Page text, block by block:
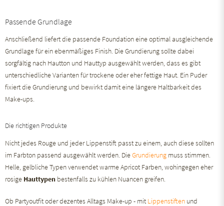
Passende Grundlage
Anschließend liefert die passende Foundation eine optimal ausgleichende
Grundlage für ein ebenmäßiges Finish. Die Grundierung sollte dabei
sorgfältig nach Hautton und Hauttyp ausgewählt werden, dass es gibt
unterschiedliche Varianten für trockene oder eher fettige Haut. Ein Puder
fixiert die Grundierung und bewirkt damit eine längere Haltbarkeit des
Make-ups.
Die richtigen Produkte
Nicht jedes Rouge und jeder Lippenstift passt zu einem, auch diese sollten
im Farbton passend ausgewählt werden. DieGrundierung muss stimmen.
Helle, gelbliche Typen verwendet warme Apricot Farben, wohingegen eher
rosige Hauttypen bestenfalls zu kühlen Nuancen greifen.
Ob Partyoutfit oder dezentes Alltags Make-up - mit Lippenstiften und